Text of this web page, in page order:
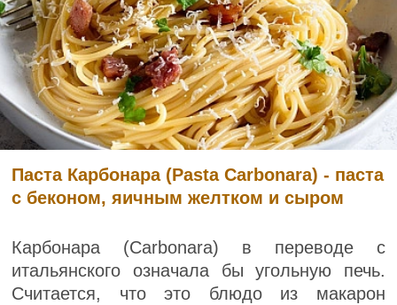
Паста Карбонара (Pasta Carbonara) - паста
с беконом, яичным желтком и сыром
Карбонара (Carbonara) в переводе с
итальянского означала бы угольную печь.
Считается, что это блюдо из макарон